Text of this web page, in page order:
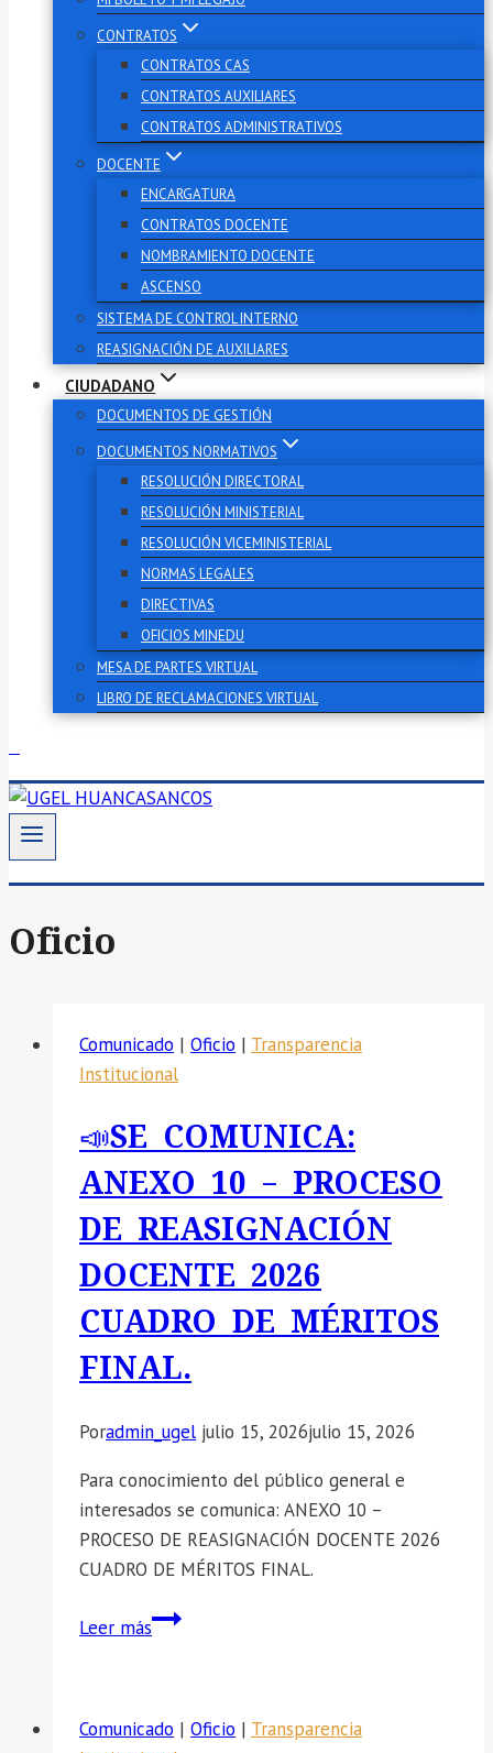
CONTRATOS
CONTRATOS CAS
CONTRATOS AUXILIARES
CONTRATOS ADMINISTRATIVOS
DOCENTE
ENCARGATURA
CONTRATOS DOCENTE
NOMBRAMIENTO DOCENTE
ASCENSO
SISTEMA DE CONTROL INTERNO
REASIGNACIÓN DE AUXILIARES
CIUDADANO
DOCUMENTOS DE GESTIÓN
DOCUMENTOS NORMATIVOS
RESOLUCIÓN DIRECTORAL
RESOLUCIÓN MINISTERIAL
RESOLUCIÓN VICEMINISTERIAL
NORMAS LEGALES
DIRECTIVAS
OFICIOS MINEDU
MESA DE PARTES VIRTUAL
LIBRO DE RECLAMACIONES VIRTUAL
Oficio
Comunicado | Oficio | Transparencia
Institucional
📣SE COMUNICA:
ANEXO 10 – PROCESO
DE REASIGNACIÓN
DOCENTE 2026
CUADRO DE MÉRITOS
FINAL.
Poradmin_ugel julio 15, 2026julio 15, 2026
Para conocimiento del público general e
interesados se comunica: ANEXO 10 –
PROCESO DE REASIGNACIÓN DOCENTE 2026
CUADRO DE MÉRITOS FINAL.
Leer más📣
10
Comunicado | Oficio | Transparencia